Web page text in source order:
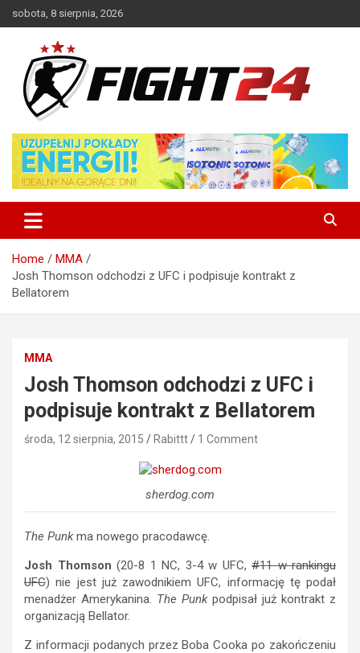
to
sobota, 8 sierpnia, 2026
FIGHT24.PL – MMA i K-1, UFC
Home
MMA
Josh Thomson odchodzi z UFC i podpisuje kontrakt z
Bellatorem
MMA
Josh Thomson odchodzi z UFC i
podpisuje kontrakt z Bellatorem
środa, 12 sierpnia, 2015 Rabittt 1 Comment
sherdog.com
The Punkma nowego pracodawcę.
Josh Thomson (20-8 1 NC, 3-4 w UFC, #11 w rankingu
UFC) nie jest już zawodnikiem UFC, informację tę podał
menadżer Amerykanina. The Punkpodpisał już kontrakt z
organizacją Bellator.
Z informacji podanych przez Boba Cooka po zakończeniu